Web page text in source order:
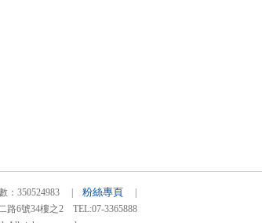
：350524983 | 粉絲專頁
6號34樓之2 TEL:07-3365888